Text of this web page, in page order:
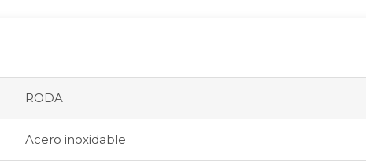
RODA
Acero inoxidable